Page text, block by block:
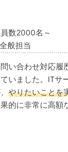
数2000名～
般担当
い合わせ対応
いました。ITサ
やりたいことを
的に非常に高額